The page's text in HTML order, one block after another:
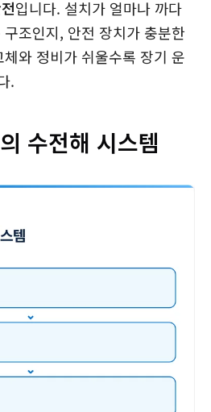
입니다. 설치가 얼마나 까다
조인지, 안전 장치가 충분한
와 정비가 쉬울수록 장기 운
.
수전해 시스템